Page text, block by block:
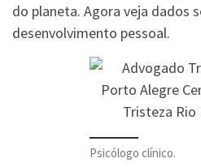
do planeta. Agora veja dados
desenvolvimento pessoal.
Psicólogo clínico.